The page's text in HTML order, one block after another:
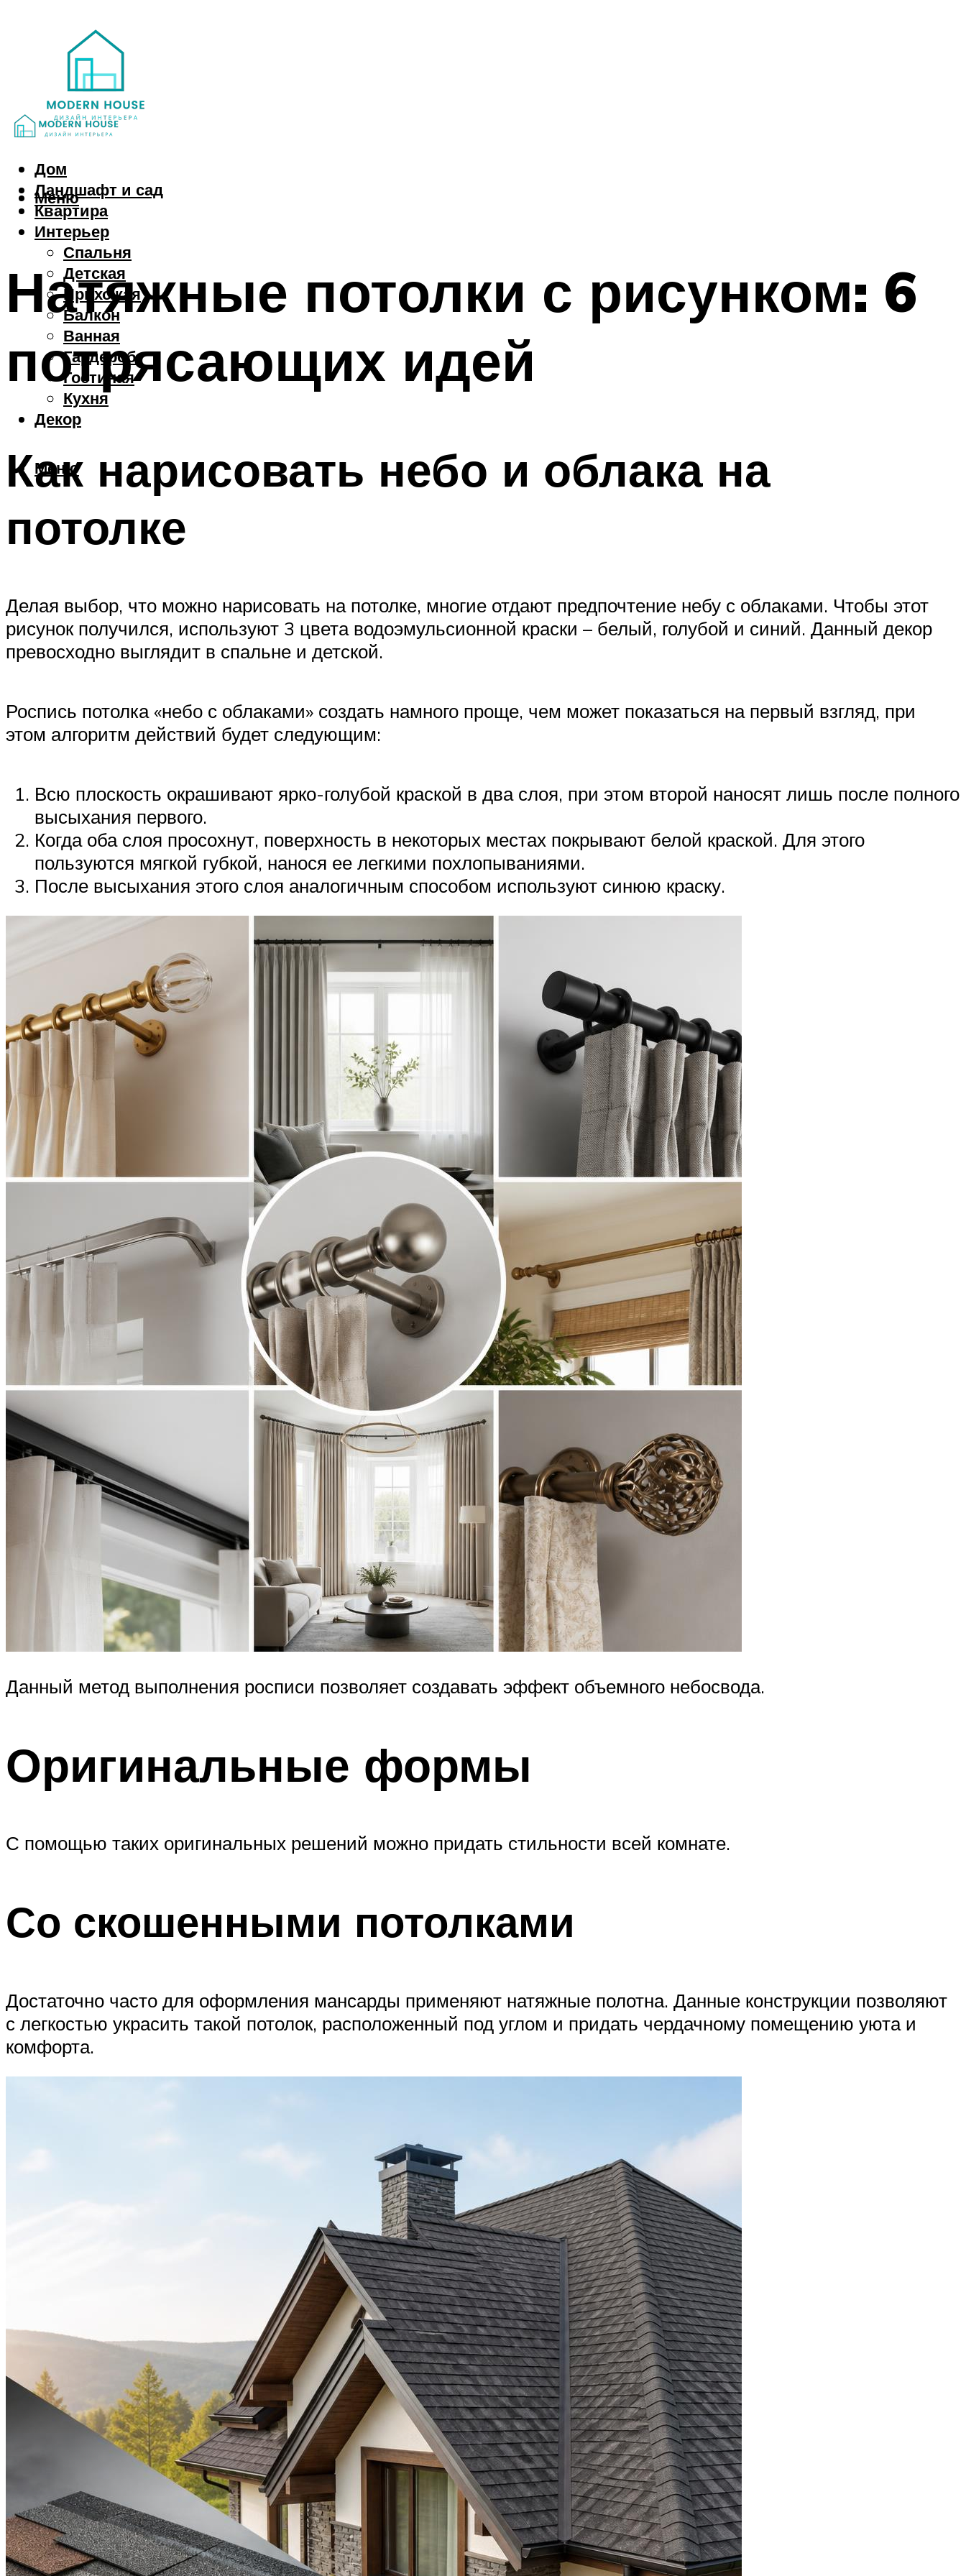
Дом
Ландшафт и сад
Квартира
Интерьер
Спальня
Детская
Прихожая
Балкон
Ванная
Гардероб
Гостиная
Кухня
Декор
Меню
Меню
Натяжные потолки с рисунком: 6
потрясающих идей
Как нарисовать небо и облака на
потолке
Делая выбор, что можно нарисовать на потолке, многие отдают предпочтение небу с облаками. Чтобы этот
рисунок получился, используют 3 цвета водоэмульсионной краски – белый, голубой и синий. Данный декор
превосходно выглядит в спальне и детской.
Роспись потолка «небо с облаками» создать намного проще, чем может показаться на первый взгляд, при
этом алгоритм действий будет следующим:
Всю плоскость окрашивают ярко-голубой краской в два слоя, при этом второй наносят лишь после полного
высыхания первого.
Когда оба слоя просохнут, поверхность в некоторых местах покрывают белой краской. Для этого
пользуются мягкой губкой, нанося ее легкими похлопываниями.
После высыхания этого слоя аналогичным способом используют синюю краску.
Данный метод выполнения росписи позволяет создавать эффект объемного небосвода.
Оригинальные формы
С помощью таких оригинальных решений можно придать стильности всей комнате.
Со скошенными потолками
Достаточно часто для оформления мансарды применяют натяжные полотна. Данные конструкции позволяют
с легкостью украсить такой потолок, расположенный под углом и придать чердачному помещению уюта и
комфорта.